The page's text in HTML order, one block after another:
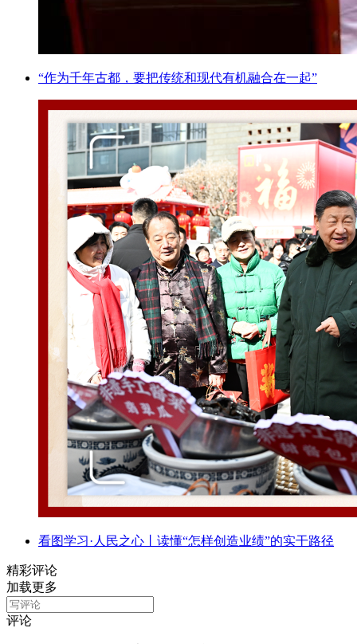
“作为千年古都，要把传统和现代有机融合在一起”
看图学习·人民之心丨读懂“怎样创造业绩”的实干路径
精彩评论
加载更多
评论